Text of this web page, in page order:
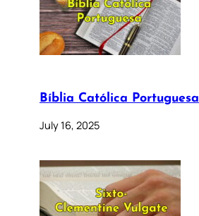
Bíblia Católica Portuguesa
July 16, 2025